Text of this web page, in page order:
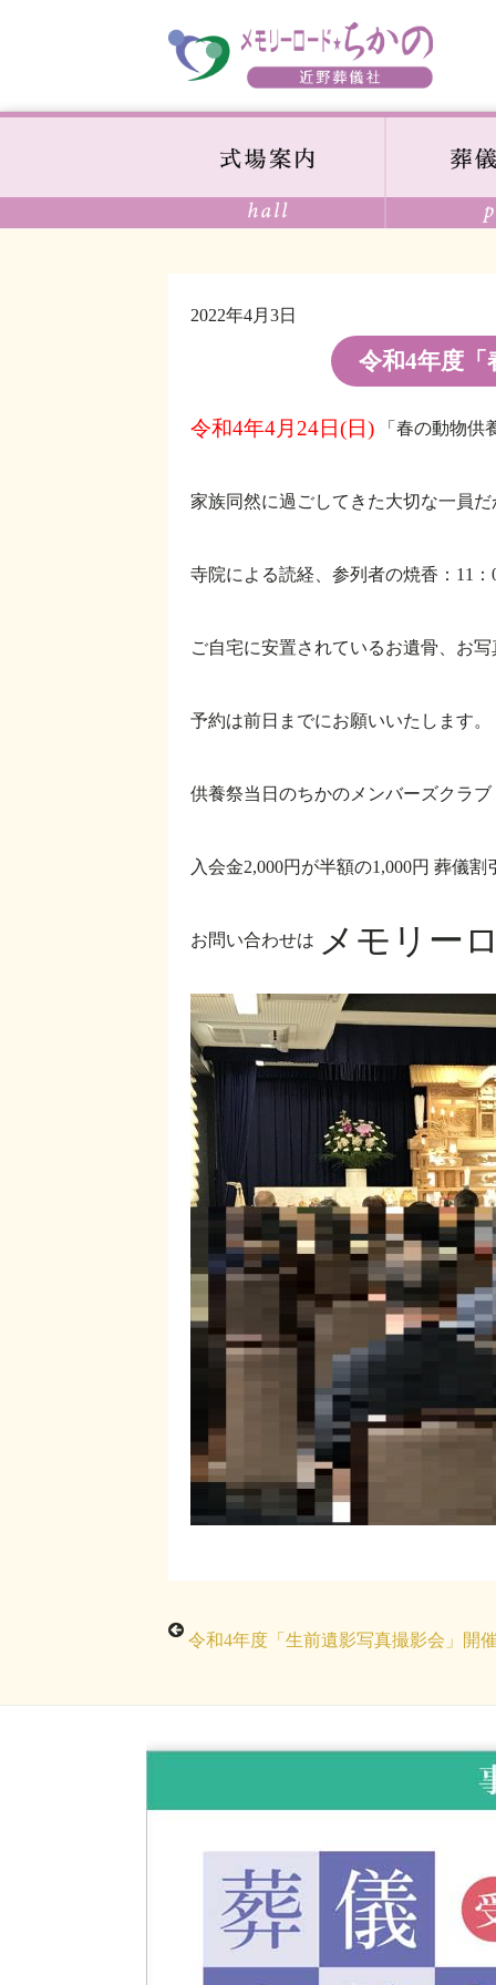
2022年4月3日
令和4年度
令和4年4月24日(日) 「春の動物
家族同然に過ごしてきた大切な一員
寺院による読経、参列者の焼香：11：
ご自宅に安置されているお遺骨、お
予約は前日までにお願いいたします。
供養祭当日のちかのメンバーズクラ
入会金2,000円が半額の1,000円 葬儀割
お問い合わせは メモリー
令和4年度「生前遺影写真撮影会」開